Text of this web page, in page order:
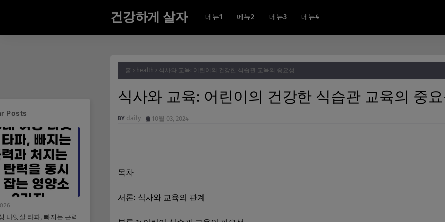
건강하게 살자 메뉴1 메뉴2 메뉴3 메뉴4
홈 health 식사와 교육: 어린이의 건강한 식습관 교육의 중요성
식사와 교육: 어린이의 건강한 식습관 교육의 중
daily 10월 03, 2024
목차
서론: 식사와 교육의 관계
Posts
나잇살 타파, 빠지는 근력